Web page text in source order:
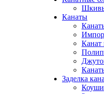
Канаты
Канат
Заделка
Коуши